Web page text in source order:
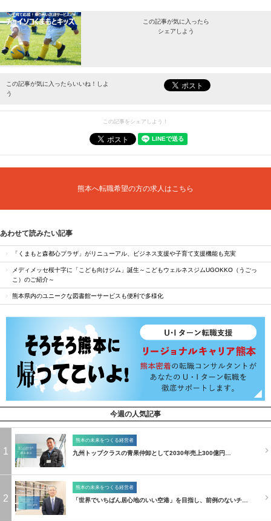
この記事が気に入ったら
シェアしよう
最新情報をお届けします。
この記事が気に入ったらいいね！しよ
う
この記事をシェアしよう！
熊本へ転職希望の方の求人はこちら
あわせて読みたい記事
「くまもと森都心プラザ」がリニューアル、ビジネス支援や子育て支援機能も充実
メディメッセ桜十字に「こども向けジム」誕生～こどもウェルネスジムUGOKKO（うごっ
こ）のご紹介～
熊本県内のユニークな図書館ーサービスも便利で多様化
今週の人気記事
1
熊本の未来をつくる経営者
九州トップクラスの青果仲卸として2030年売上300億円…
2
熊本の未来をつくる経営者
「世界でいちばん居心地のいい空港」を目指し、前例のないチ…